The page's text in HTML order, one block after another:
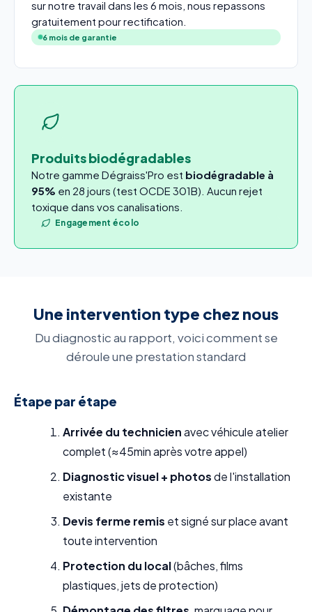
sur notre travail dans les 6 mois, nous repassons
gratuitement pour rectification.
6 mois de garantie
Produits biodégradables
Notre gamme Dégraiss'Pro est biodégradable à
95% en 28 jours (test OCDE 301B). Aucun rejet
toxique dans vos canalisations.
Engagement écolo
Une intervention type chez nous
Du diagnostic au rapport, voici comment se
déroule une prestation standard
Étape par étape
Arrivée du technicienavec véhicule atelier
complet (≈45min après votre appel)
Diagnostic visuel + photosde l'installation
existante
Devis ferme remis et signé sur place avant
toute intervention
Protection du local(bâches, films
plastiques, jets de protection)